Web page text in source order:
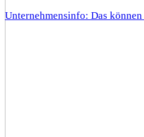
Unternehmensinfo: Das